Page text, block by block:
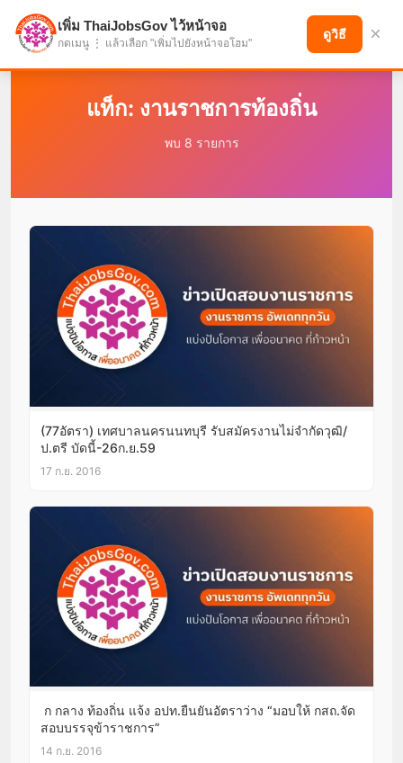
แบ่งปันโอกาส เพื่ออนาคตที่ก้าวหน้า
แท็ก: งานราชการท้องถิ่น
พบ 8 รายการ
(77อัตรา) เทศบาลนครนนทบุรี รับสมัครงานไม่จำกัดวุฒิ/
ป.ตรี บัดนี้-26ก.ย.59
17 ก.ย. 2016
ก กลาง ท้องถิ่น แจ้ง อปท.ยืนยันอัตราว่าง “มอบให้ กสถ.จัด
สอบบรรจุข้าราชการ”
14 ก.ย. 2016
เพิ่ม ThaiJobsGov ไว้หน้าจอ
กดเมนู ⋮ แล้วเลือก "เพิ่มไปยังหน้าจอโฮม"
ดูวิธี ×